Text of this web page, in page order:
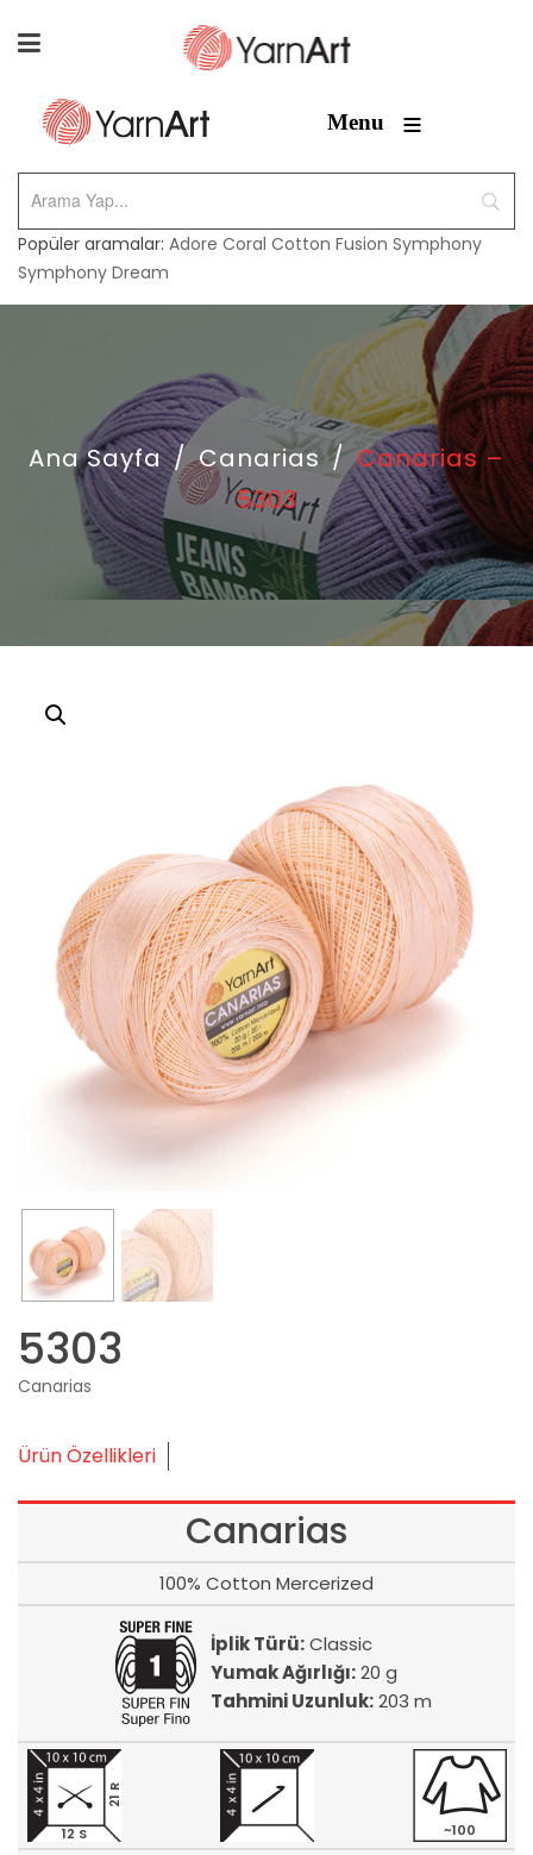
Menu ≡
Popüler aramalar: Adore Coral Cotton Fusion Symphony
Symphony Dream
Ana Sayfa / Canarias / Canarias –
5303
5303
Canarias
Ürün Özellikleri
Canarias
100% Cotton Mercerized
İplik Türü:Classic
Yumak Ağırlığı:20 g
Tahmini Uzunluk:203 m
12 S
21 R
~100